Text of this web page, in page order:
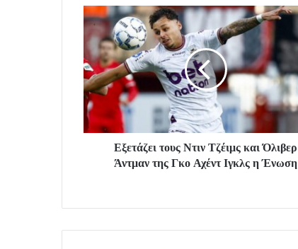
Εξετάζει τους Ντιν Τζέιμς και Όλιβερ
Άντμαν της Γκο Αχέντ Ιγκλς η Ένωση